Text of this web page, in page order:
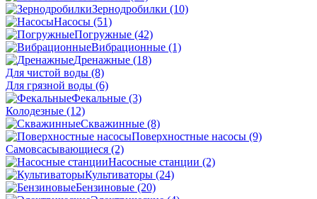
Зернодробилки (10)
Насосы (51)
Погружные (42)
Вибрационные (1)
Дренажные (18)
Для чистой воды (8)
Для грязной воды (6)
Фекальные (3)
Колодезные (12)
Скважинные (8)
Поверхностные насосы (9)
Самовсасывающиеся (2)
Насосные станции (2)
Культиваторы (24)
Бензиновые (20)